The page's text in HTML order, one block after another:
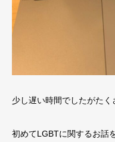
少し遅い時間でしたがたく
初めてLGBTに関するお話